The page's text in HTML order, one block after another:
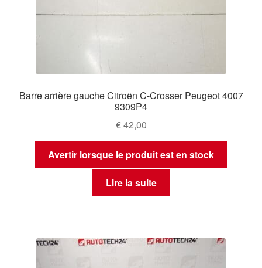
Barre arrière gauche Citroën C-Crosser Peugeot 4007
9309P4
€42,00
Avertir lorsque le produit est en stock
Lire la suite